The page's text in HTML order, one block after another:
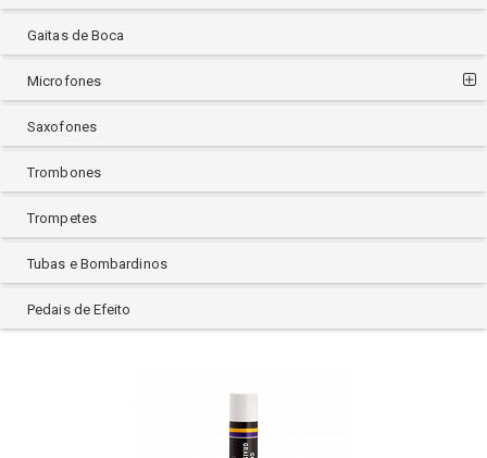
Gaitas de Boca
Microfones
Saxofones
Trombones
Trompetes
Tubas e Bombardinos
Pedais de Efeito